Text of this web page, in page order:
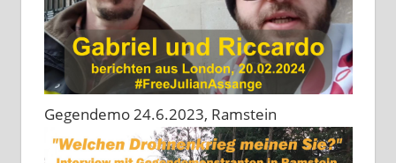
Gegendemo 24.6.2023, Ramstein